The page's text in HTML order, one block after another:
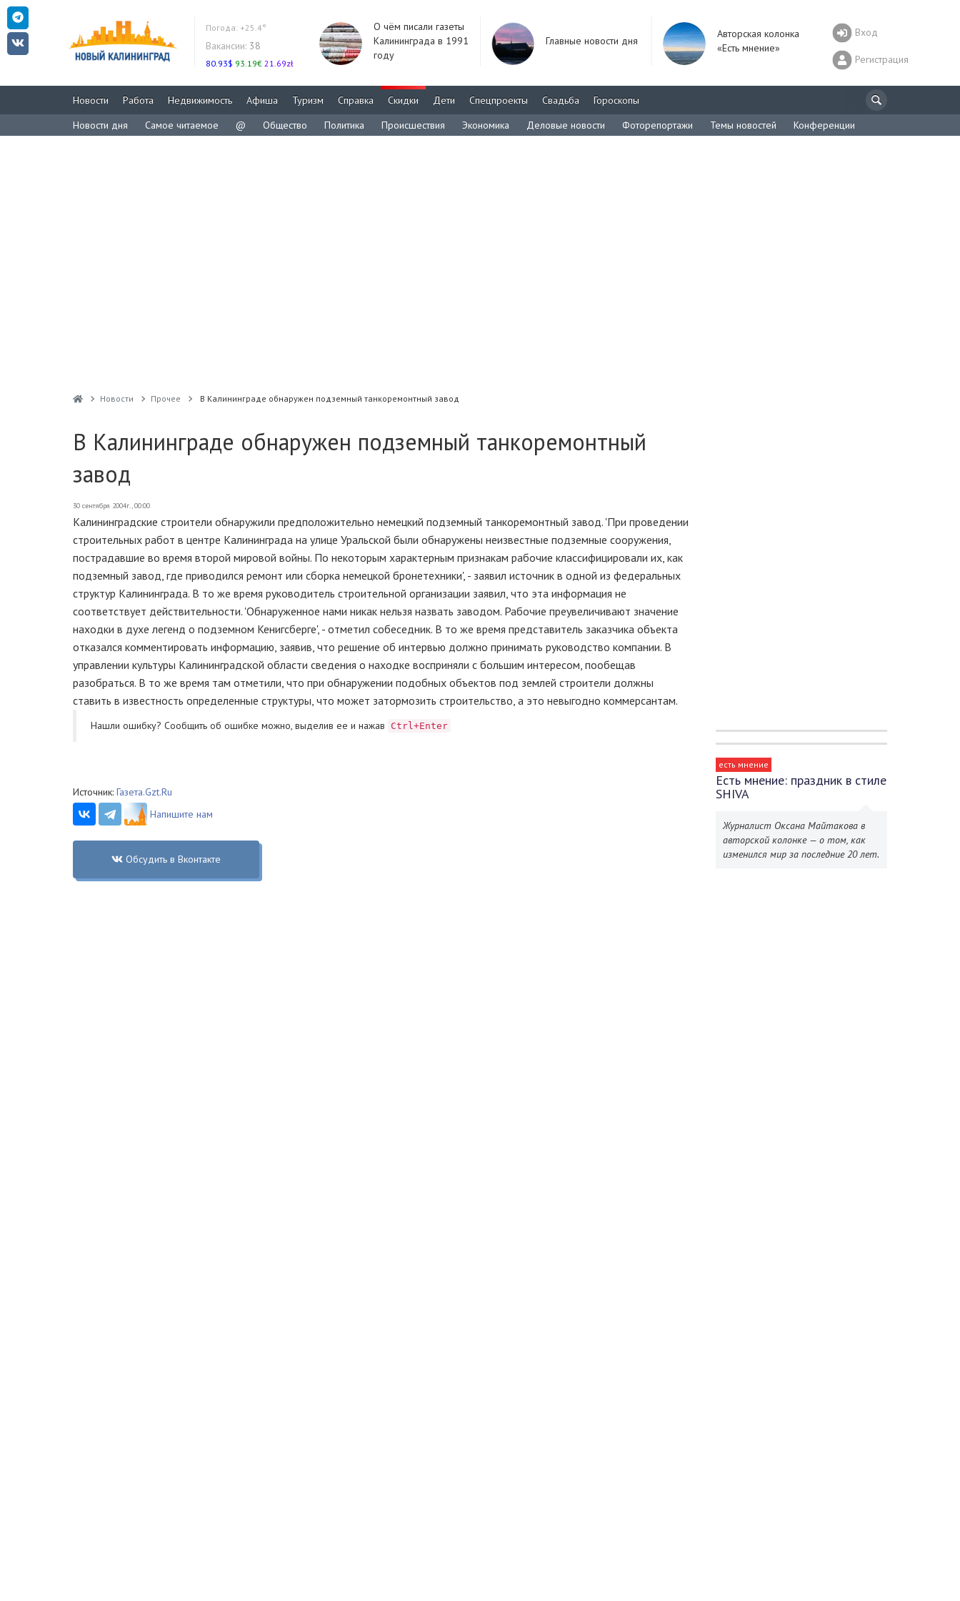
Погода: +25.4°
Вакансии: 38
80.93$ 93.19€ 21.69zł
О чём писали газеты
Калининграда в 1991
году
Главные новости дня
Авторская колонка
«Есть мнение»
Вход
Регистрация
Новости Работа Недвижимость Афиша Туризм Справка Скидки Дети Спецпроекты Свадьба
Гороскопы
Новости дня
Самое читаемое @ Общество Политика Происшествия Экономика Деловые новости Фоторепортажи Темы новостей Конференции
Новости Прочее В Калининграде обнаружен подземный танкоремонтный завод
В Калининграде обнаружен подземный танкоремонтный
завод
30 сентября 2004г., 00:00
Калининградские строители обнаружили предположительно немецкий подземный танкоремонтный завод. 'При проведении
строительных работ в центре Калининграда на улице Уральской были обнаружены неизвестные подземные сооружения,
пострадавшие во время второй мировой войны. По некоторым характерным признакам рабочие классифицировали их, как
подземный завод, где приводился ремонт или сборка немецкой бронетехники', - заявил источник в одной из федеральных
структур Калининграда. В то же время руководитель строительной организации заявил, что эта информация не
соответствует действительности. 'Обнаруженное нами никак нельзя назвать заводом. Рабочие преувеличивают значение
находки в духе легенд о подземном Кенигсберге', - отметил собеседник. В то же время представитель заказчика объекта
отказался комментировать информацию, заявив, что решение об интервью должно принимать руководство компании. В
управлении культуры Калининградской области сведения о находке восприняли с большим интересом, пообещав
разобраться. В то же время там отметили, что при обнаружении подобных объектов под землей строители должны
ставить в известность определенные структуры, что может затормозить строительство, а это невыгодно коммерсантам.
Нашли ошибку? Cообщить об ошибке можно, выделив ее и нажав Ctrl+Enter
Источник: Газета.Gzt.Ru
Напишите нам
Обсудить в Вконтакте
есть мнение
Есть мнение: праздник в стиле
SHIVA
Журналист Оксана Майтакова в
авторской колонке — о том, как
изменился мир за последние 20 лет.